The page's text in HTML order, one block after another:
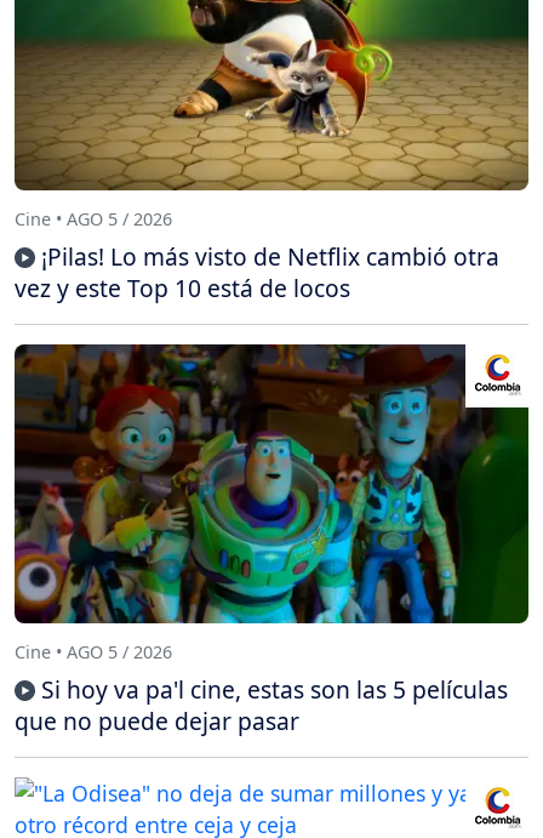
Cine • AGO 5 / 2026
¡Pilas! Lo más visto de Netflix cambió otra
vez y este Top 10 está de locos
Cine • AGO 5 / 2026
Si hoy va pa'l cine, estas son las 5 películas
que no puede dejar pasar